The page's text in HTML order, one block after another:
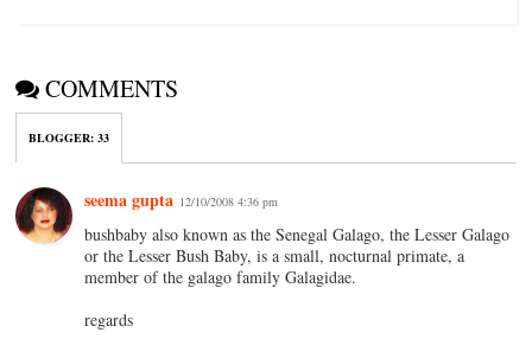
COMMENTS
BLOGGER:33
seema gupta 12/10/2008 4:36 pm
bushbaby also known as the Senegal Galago, the Lesser Galago
or the Lesser Bush Baby, is a small, nocturnal primate, a
member of the galago family Galagidae.
regards